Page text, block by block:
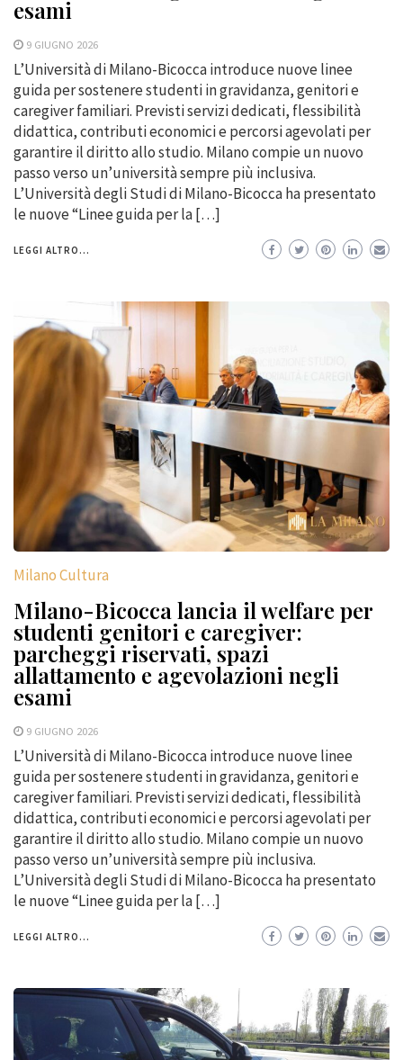
esami
9 GIUGNO 2026
L’Università di Milano-Bicocca introduce nuove linee
guida per sostenere studenti in gravidanza, genitori e
caregiver familiari. Previsti servizi dedicati, flessibilità
didattica, contributi economici e percorsi agevolati per
garantire il diritto allo studio. Milano compie un nuovo
passo verso un’università sempre più inclusiva.
L’Università degli Studi di Milano-Bicocca ha presentato
le nuove “Linee guida per la […]
LEGGI ALTRO...
Milano Cultura
Milano-Bicocca lancia il welfare per
studenti genitori e caregiver:
parcheggi riservati, spazi
allattamento e agevolazioni negli
esami
9 GIUGNO 2026
L’Università di Milano-Bicocca introduce nuove linee
guida per sostenere studenti in gravidanza, genitori e
caregiver familiari. Previsti servizi dedicati, flessibilità
didattica, contributi economici e percorsi agevolati per
garantire il diritto allo studio. Milano compie un nuovo
passo verso un’università sempre più inclusiva.
L’Università degli Studi di Milano-Bicocca ha presentato
le nuove “Linee guida per la […]
LEGGI ALTRO...